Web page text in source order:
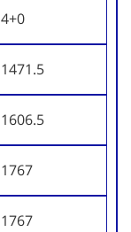
4+0
1471.5
1606.5
1767
1767